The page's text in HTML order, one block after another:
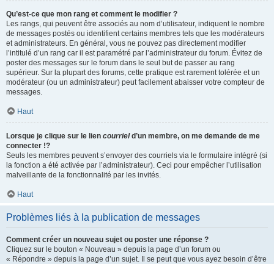
Qu’est-ce que mon rang et comment le modifier ?
Les rangs, qui peuvent être associés au nom d’utilisateur, indiquent le nombre
de messages postés ou identifient certains membres tels que les modérateurs
et administrateurs. En général, vous ne pouvez pas directement modifier
l’intitulé d’un rang car il est paramétré par l’administrateur du forum. Évitez de
poster des messages sur le forum dans le seul but de passer au rang
supérieur. Sur la plupart des forums, cette pratique est rarement tolérée et un
modérateur (ou un administrateur) peut facilement abaisser votre compteur de
messages.
Haut
Lorsque je clique sur le lien courrield’un membre, on me demande de me
connecter !?
Seuls les membres peuvent s’envoyer des courriels via le formulaire intégré (si
la fonction a été activée par l’administrateur). Ceci pour empêcher l’utilisation
malveillante de la fonctionnalité par les invités.
Haut
Problèmes liés à la publication de messages
Comment créer un nouveau sujet ou poster une réponse ?
Cliquez sur le bouton « Nouveau » depuis la page d’un forum ou
« Répondre » depuis la page d’un sujet. Il se peut que vous ayez besoin d’être